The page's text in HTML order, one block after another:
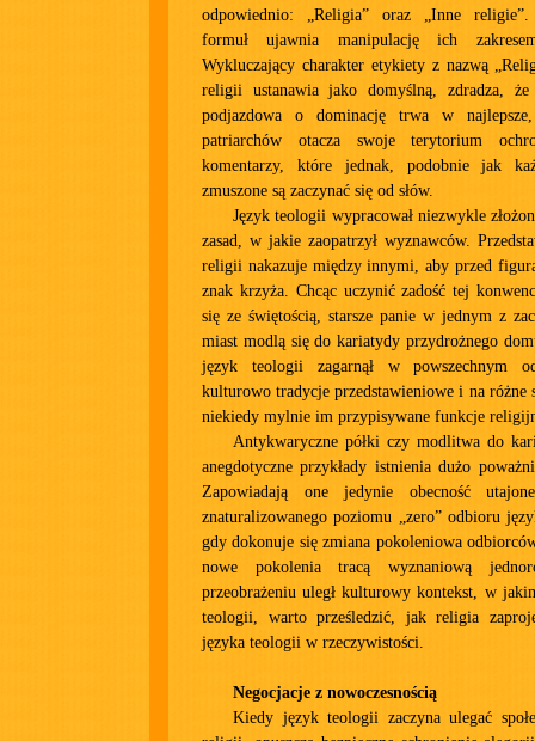
odpowiednio: „Religia” oraz „Inne
formuł ujawnia manipulację ich
Wykluczający charakter etykiety z nazwą
religii ustanawia jako domyślną, zdradza, że
podjazdowa o dominację trwa w
patriarchów otacza swoje terytorium
komentarzy, które jednak, podobnie jak
zmuszone są zaczynać się od słów.
Język teologii wypracował niezwykle
zasad, w jakie zaopatrzył wyznawców.
religii nakazuje między innymi, aby przed
znak krzyża. Chcąc uczynić zadość tej
się ze świętością, starsze panie w jednym z
miast modlą się do kariatydy przydrożnego
język teologii zagarnął w powszechnym
kulturowo tradycje przedstawieniowe i na różne
niekiedy mylnie im przypisywane funkcje
Antykwaryczne półki czy modlitwa do
anegdotyczne przykłady istnienia dużo
Zapowiadają one jedynie obecność
znaturalizowanego poziomu „zero” odbioru
gdy dokonuje się zmiana pokoleniowa
nowe pokolenia tracą wyznaniową
przeobrażeniu uległ kulturowy kontekst, w
teologii, warto prześledzić, jak religia
języka teologii w rzeczywistości.
Negocjacje z nowoczesnością
Kiedy język teologii zaczyna ulegać